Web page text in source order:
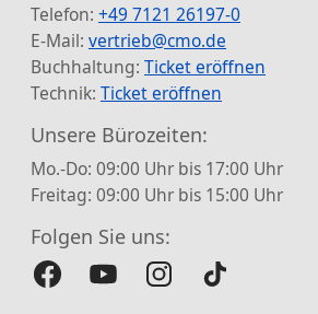
Telefon: +49 7121 26197-0
E-Mail: vertrieb@cmo.de
Buchhaltung: Ticket eröffnen
Technik: Ticket eröffnen
Unsere Bürozeiten:
Mo.-Do: 09:00 Uhr bis 17:00 Uhr
Freitag: 09:00 Uhr bis 15:00 Uhr
Folgen Sie uns: